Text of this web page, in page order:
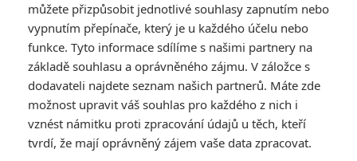
By Any Means: 1. trailer
drsné kriminálky, kde Mark
Wahlberg likviduje všechny,
kdo se pohnou
Petr Slavík - (Anarvin) , 04.06.2026 06:00
můžete přizpůsobit jednotlivé souhlasy zapnutím nebo
vypnutím přepínače, který je u každého účelu nebo
funkce. Tyto informace sdílíme s našimi partnery na
základě souhlasu a oprávněného zájmu. V záložce s
dodavateli najdete seznam našich partnerů. Máte zde
možnost upravit váš souhlas pro každého z nich i
vznést námitku proti zpracování údajů u těch, kteří
tvrdí, že mají oprávněný zájem vaše data zpracovat.